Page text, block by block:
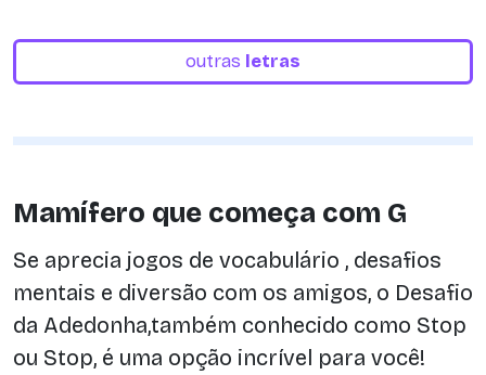
outras letras
Mamífero que começa com G
Se aprecia jogos de vocabulário , desafios
mentais e diversão com os amigos, o Desafio
da Adedonha,também conhecido como Stop
ou Stop, é uma opção incrível para você!